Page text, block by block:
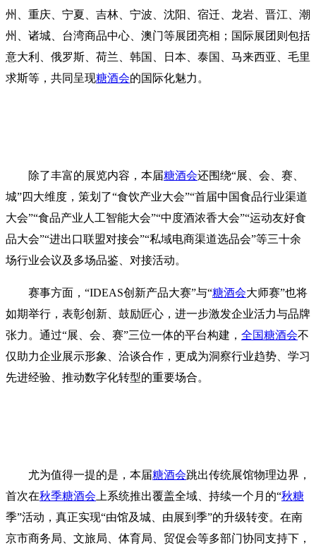
州、重庆、宁夏、吉林、宁波、沈阳、宿迁、龙岩、晋江、潮
州、诸城、台湾商品中心、澳门等展团亮相；国际展团则包括
意大利、俄罗斯、荷兰、韩国、日本、泰国、马来西亚、毛里
求斯等，共同呈现糖酒会的国际化魅力。
除了丰富的展览内容，本届糖酒会还围绕“展、会、赛、
城”四大维度，策划了“食饮产业大会”“首届中国食品行业渠道
大会”“食品产业人工智能大会”“中度酒浓香大会”“运动友好食
品大会”“进出口联盟对接会”“私域电商渠道选品会”等三十余
场行业会议及多场品鉴、对接活动。
赛事方面，“IDEAS创新产品大赛”与“糖酒会大师赛”也将
如期举行，表彰创新、鼓励匠心，进一步激发企业活力与品牌
张力。通过“展、会、赛”三位一体的平台构建， 全国糖酒会不
仅助力企业展示形象、洽谈合作，更成为洞察行业趋势、学习
先进经验、推动数字化转型的重要场合。
尤为值得一提的是，本届糖酒会跳出传统展馆物理边界，
首次在秋季糖酒会 上系统推出覆盖全域、持续一个月的“秋糖
季”活动，真正实现“由馆及城、由展到季”的升级转变。在南
京市商务局、文旅局、体育局、贸促会等多部门协同支持下，